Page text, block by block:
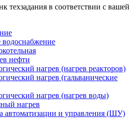
техзадания в соответствии с вашей
водоснабжение
нефти
нагрев (нагрев реакторов)
нагрев (гальванические
нагрев (нагрев воды)
нагрев
автоматизации и управления (ШУ)